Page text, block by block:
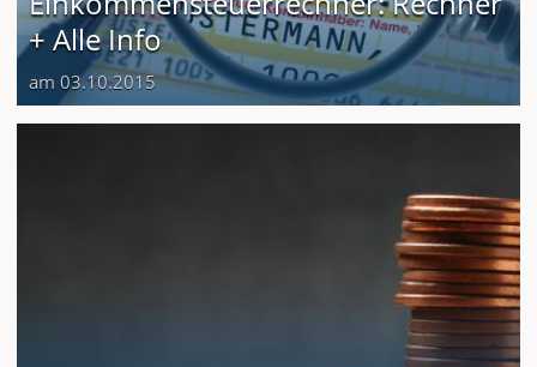
+ Alle Info
am 03.10.2015